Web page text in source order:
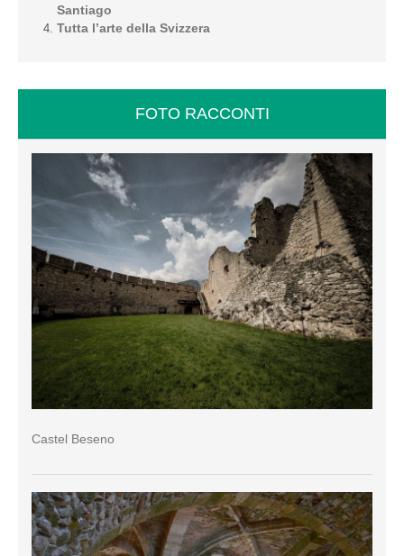
Santiago
Tutta l’arte della Svizzera
FOTO RACCONTI
Castel Beseno